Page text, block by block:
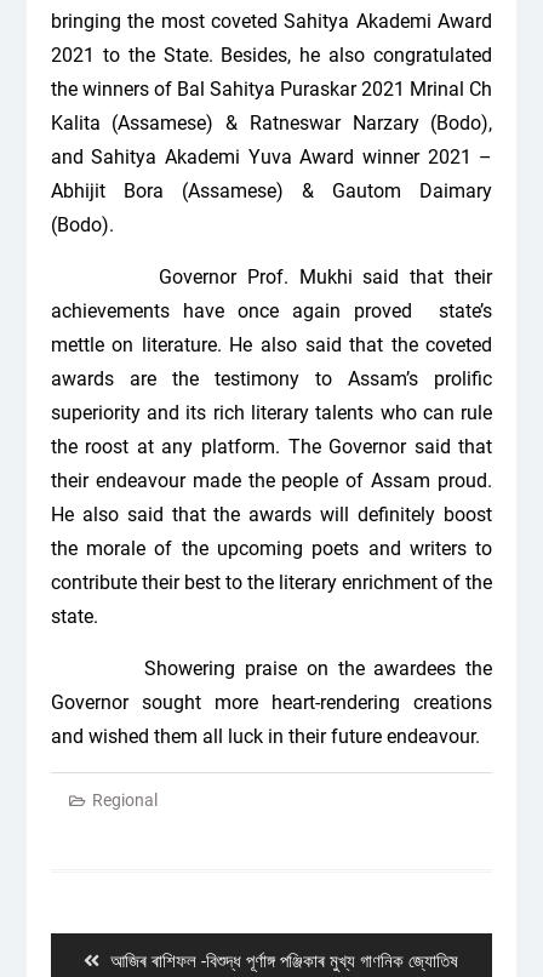
bringing the most coveted Sahitya Akademi Award
2021 to the State. Besides, he also congratulated
the winners of Bal Sahitya Puraskar 2021 Mrinal Ch
Kalita (Assamese) & Ratneswar Narzary (Bodo),
and Sahitya Akademi Yuva Award winner 2021 –
Abhijit Bora (Assamese) & Gautom Daimary
(Bodo).
Governor Prof. Mukhi said that their
achievements have once again proved state’s
mettle on literature. He also said that the coveted
awards are the testimony to Assam’s prolific
superiority and its rich literary talents who can rule
the roost at any platform. The Governor said that
their endeavour made the people of Assam proud.
He also said that the awards will definitely boost
the morale of the upcoming poets and writers to
contribute their best to the literary enrichment of the
state.
Showering praise on the awardees the
Governor sought more heart-rendering creations
and wished them all luck in their future endeavour.
Regional
Previous
আজিৰ ৰাশিফল -বিশুদ্ধ পূৰ্ণাঙ্গ পঞ্জিকাৰ মুখ্য গাণনিক জ্যোতিষ